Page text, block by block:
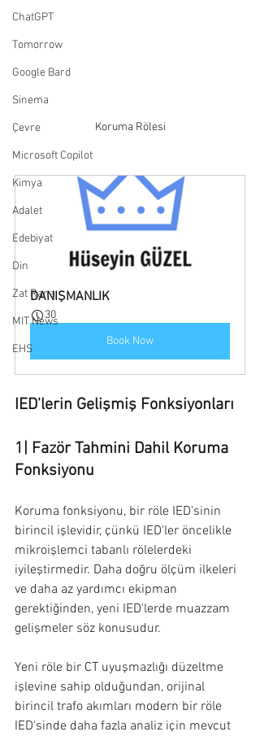
ChatGPT
Tomorrow
Google Bard
Sinema
Çevre
Microsoft Copilot
Kimya
Adalet
Edebiyat
Din
Zat Rana
MIT News
EHS
Koruma Rölesi
DANIŞMANLIK
30
Book Now
IED'lerin Gelişmiş Fonksiyonları
1| Fazör Tahmini Dahil Koruma
Fonksiyonu
Koruma fonksiyonu, bir röle IED'sinin
birincil işlevidir, çünkü IED'ler öncelikle
mikroişlemci tabanlı rölelerdeki
iyileştirmedir. Daha doğru ölçüm ilkeleri
ve daha az yardımcı ekipman
gerektiğinden, yeni IED'lerde muazzam
gelişmeler söz konusudur.
Yeni röle bir CT uyuşmazlığı düzeltme
işlevine sahip olduğundan, orijinal
birincil trafo akımları modern bir röle
IED'sinde daha fazla analiz için mevcut